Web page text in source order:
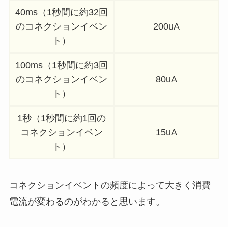
40ms（1秒間に約32回
のコネクションイベン
ト）
200uA
100ms（1秒間に約3回
のコネクションイベン
ト）
80uA
1秒（1秒間に約1回の
コネクションイベン
ト）
15uA
コネクションイベントの頻度によって大きく消費
電流が変わるのがわかると思います。